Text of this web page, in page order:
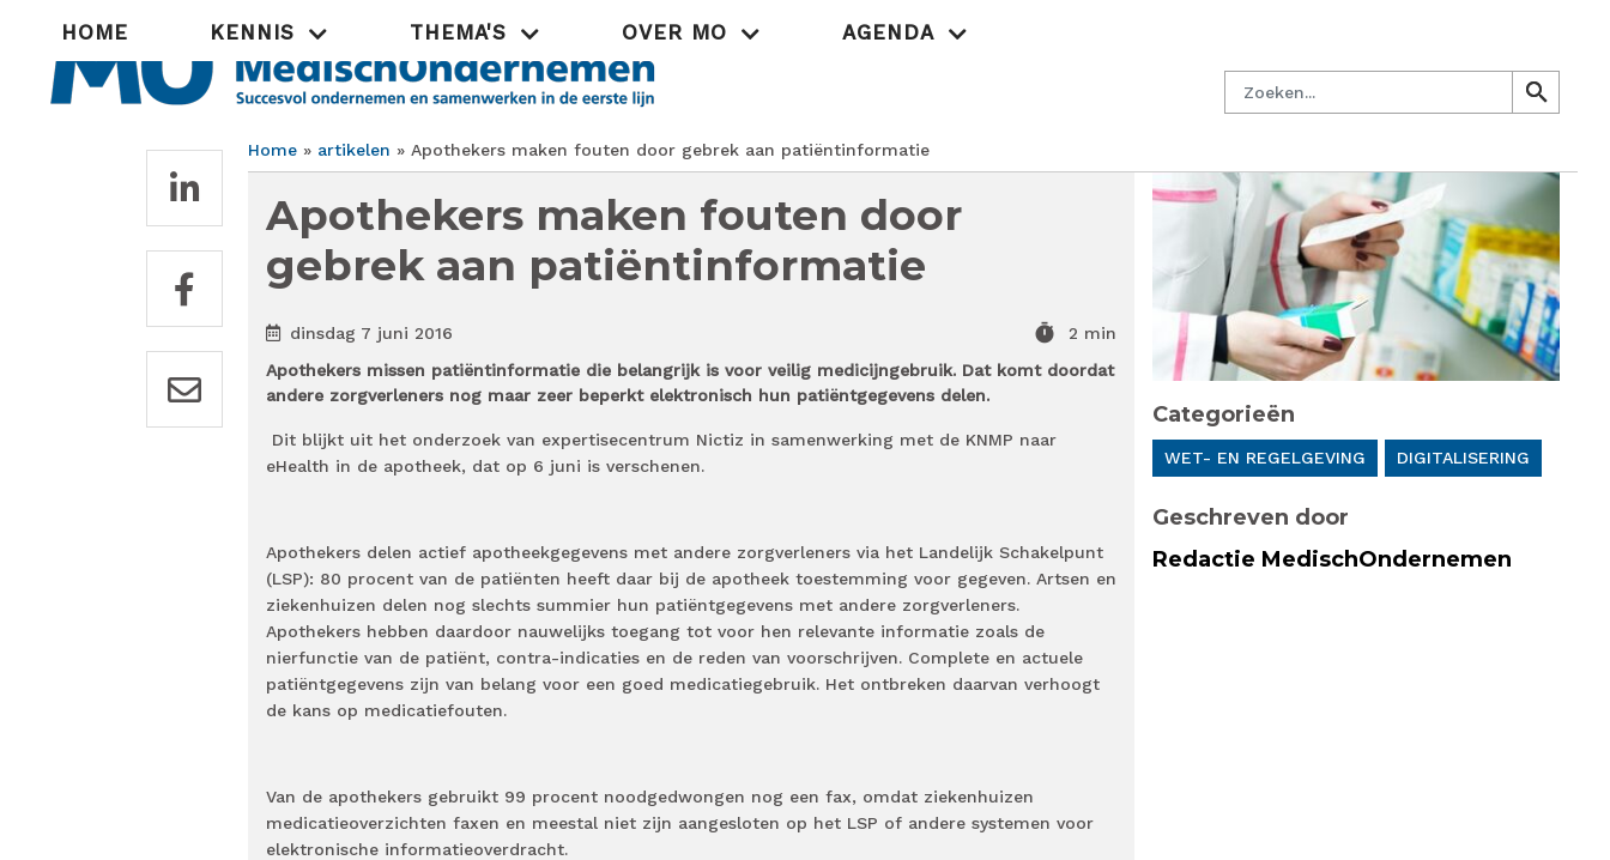
Zoeken
search
search
Hoofdnavigatie
HOME KENNIS THEMA'S OVER MO AGENDA
Home artikelen Apothekers maken fouten door gebrek aan patiëntinformatie
Apothekers maken fouten door
gebrek aan patiëntinformatie
dinsdag 7 juni 2016 timer
2 min
Apothekers missen patiëntinformatie die belangrijk is voor veilig medicijngebruik. Dat komt doordat
andere zorgverleners nog maar zeer beperkt elektronisch hun patiëntgegevens delen.
Dit blijkt uit het onderzoek van expertisecentrum Nictiz in samenwerking met de KNMP naar
eHealth in de apotheek, dat op 6 juni is verschenen.
Apothekers delen actief apotheekgegevens met andere zorgverleners via het Landelijk Schakelpunt
(LSP): 80 procent van de patiënten heeft daar bij de apotheek toestemming voor gegeven. Artsen en
ziekenhuizen delen nog slechts summier hun patiëntgegevens met andere zorgverleners.
Apothekers hebben daardoor nauwelijks toegang tot voor hen relevante informatie zoals de
nierfunctie van de patiënt, contra-indicaties en de reden van voorschrijven. Complete en actuele
patiëntgegevens zijn van belang voor een goed medicatiegebruik. Het ontbreken daarvan verhoogt
de kans op medicatiefouten.
Van de apothekers gebruikt 99 procent noodgedwongen nog een fax, omdat ziekenhuizen
medicatieoverzichten faxen en meestal niet zijn aangesloten op het LSP of andere systemen voor
elektronische informatieoverdracht.
Categorieën
WET- EN REGELGEVING DIGITALISERING
Geschreven door
Redactie MedischOndernemen